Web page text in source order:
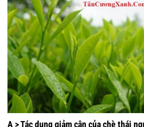
A > Tác dụng giảm cân của chè thái